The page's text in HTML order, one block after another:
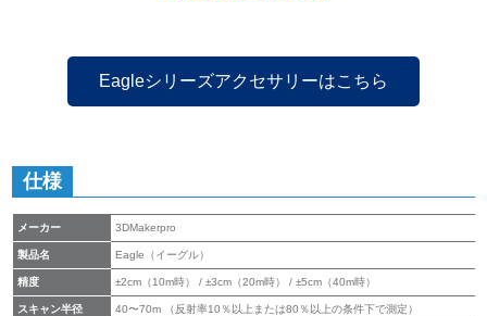
Eagleシリーズアクセサリーはこちら
仕様
メーカー 3DMakerpro
製品名 Eagle（イーグル）
精度 ±2cm（10m時） / ±3cm（20m時） / ±5cm（40m時）
スキャン半径 40〜70m （反射率10％以上または80％以上の条件下で測定）